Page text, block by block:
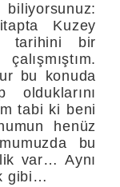
Kuzey
tarihini bir
bu konuda
tabi ki beni
henüz
bu
var… Aynı
gibi…